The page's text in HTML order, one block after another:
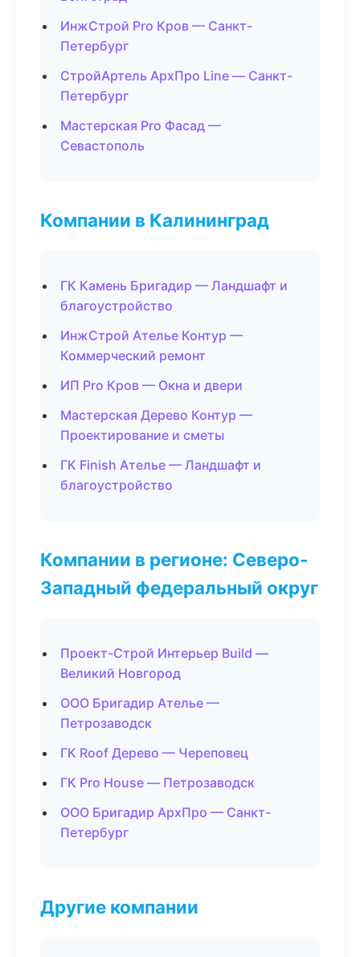
ИнжСтрой Pro Кров — Санкт-
Петербург
СтройАртель АрхПро Line — Санкт-
Петербург
Мастерская Pro Фасад —
Севастополь
Компании в Калининград
ГК Камень Бригадир — Ландшафт и
благоустройство
ИнжСтрой Ателье Контур —
Коммерческий ремонт
ИП Pro Кров — Окна и двери
Мастерская Дерево Контур —
Проектирование и сметы
ГК Finish Ателье — Ландшафт и
благоустройство
Компании в регионе: Северо-
Западный федеральный округ
Проект-Строй Интерьер Build —
Великий Новгород
ООО Бригадир Ателье —
Петрозаводск
ГК Roof Дерево — Череповец
ГК Pro House — Петрозаводск
ООО Бригадир АрхПро — Санкт-
Петербург
Другие компании